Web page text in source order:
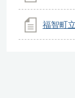
福智町